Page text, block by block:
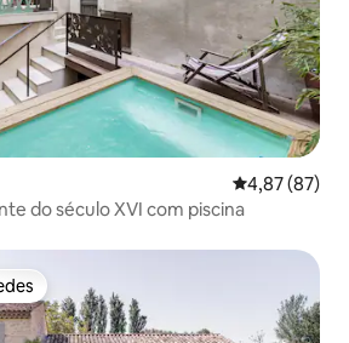
4,87 de uma
4,87 (87)
do século XVI com piscina